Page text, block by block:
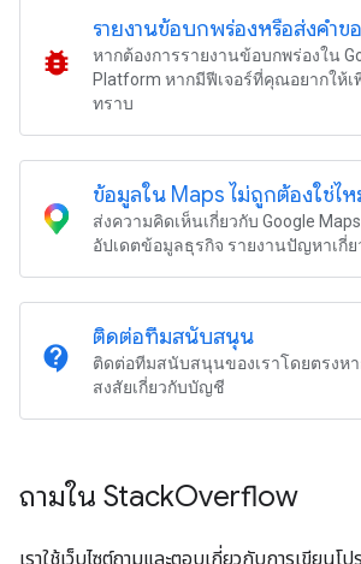
bug_report
รายงานข้อบกพร่องหรือส่งคำข
หากต้องการรายงานข้อบกพร่องใน
Platform หากมีฟีเจอร์ที่คุณอยากให้เ
ทราบ
ข้อมูลใน Maps ไม่ถูกต้องใช่ไห
ส่งความคิดเห็นเกี่ยวกับ Google
อัปเดตข้อมูลธุรกิจ รายงานปัญหาเกี่
contact_support
ติดต่อทีมสนับสนุน
ติดต่อทีมสนับสนุนของเราโดยตรงห
สงสัยเกี่ยวกับบัญชี
ถามใน StackOverflow
เราใช้เว็บไซต์ถามและตอบเกี่ยวกับการเขียน